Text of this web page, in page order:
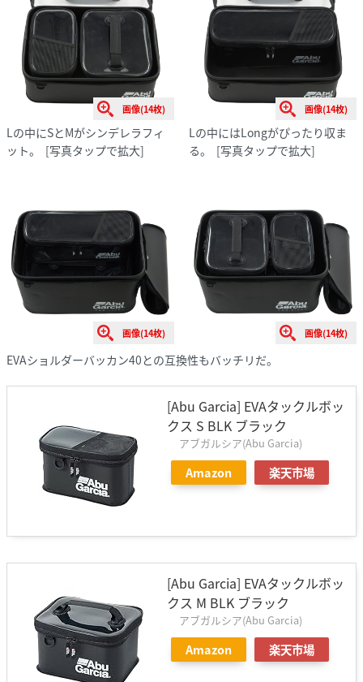
画像(14枚)
Lの中にSとMがシンデレラフィ
ット。
[写真タップで拡大]
画像(14枚)
Lの中にはLongがぴったり収ま
る。
[写真タップで拡大]
画像(14枚) 画像(14枚)
EVAショルダーバッカン40との互換性もバッチリだ。
[Abu Garcia] EVAタックルボッ
クス S BLK ブラック
アブガルシア(Abu Garcia)
Amazon 楽天市場
[Abu Garcia] EVAタックルボッ
クス M BLK ブラック
アブガルシア(Abu Garcia)
Amazon 楽天市場